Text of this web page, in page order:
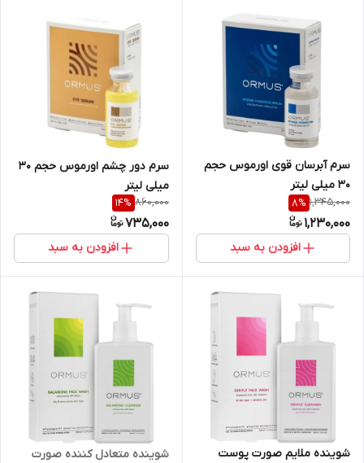
سرم آبرسان قوی اورموس حجم
30 میلی لیتر
1,345,000
8%
1,230,000
افزودن به سبد
سرم دور چشم اورموس حجم 30
میلی لیتر
860,000
14%
735,000
افزودن به سبد
شوینده ملایم صورت پوست شوینده متعادل کننده صورت